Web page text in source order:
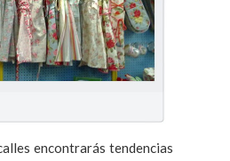
encontrarás tendencias